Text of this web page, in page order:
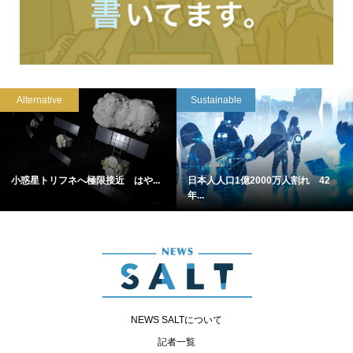
Alternative
小惑星トリフネへ極限接近 はや...
Sustainable
日本人人口1億2000万人割れ 42
年...
NEWS SALTについて
記者一覧